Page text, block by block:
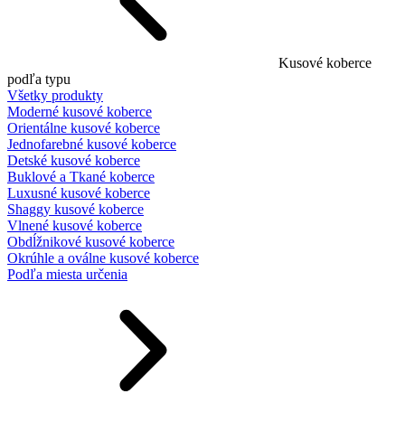
Kusové koberce
podľa typu
Všetky produkty
Moderné kusové koberce
Orientálne kusové koberce
Jednofarebné kusové koberce
Detské kusové koberce
Buklové a Tkané koberce
Luxusné kusové koberce
Shaggy kusové koberce
Vlnené kusové koberce
Obdĺžnikové kusové koberce
Okrúhle a oválne kusové koberce
Podľa miesta určenia